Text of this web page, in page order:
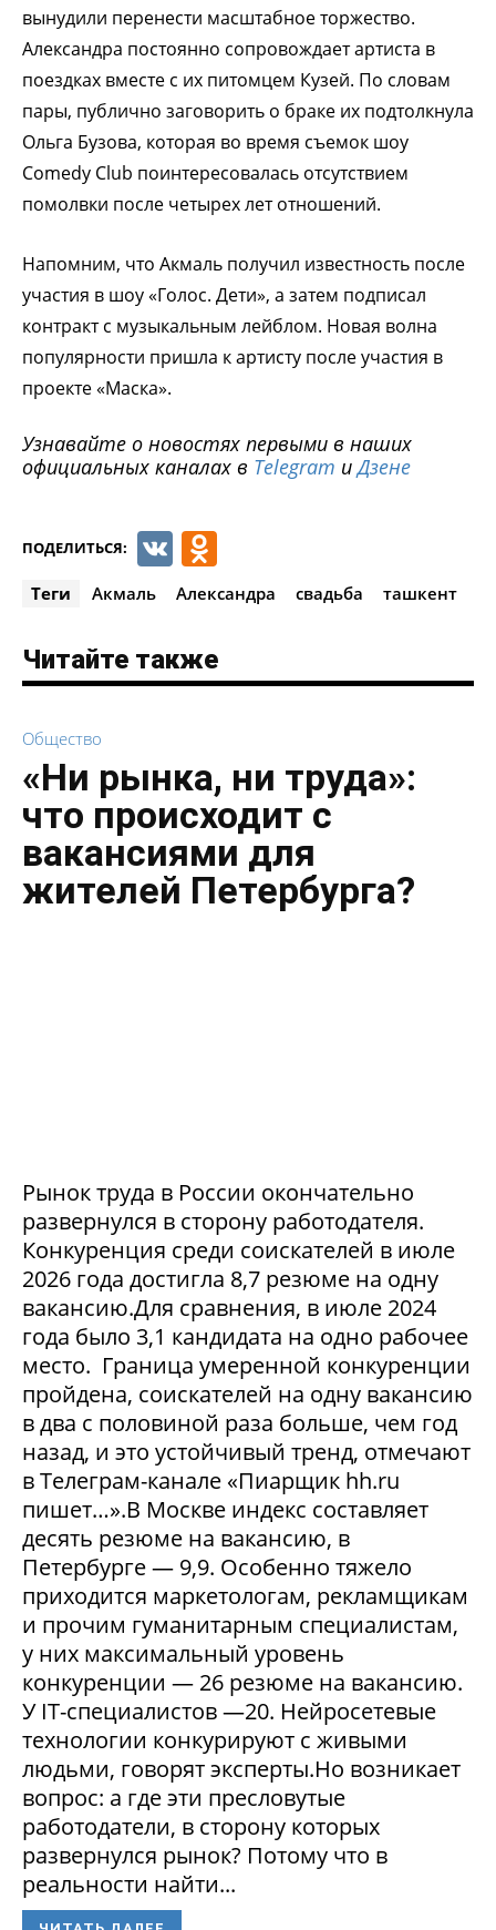
вынудили перенести масштабное торжество.
Александра постоянно сопровождает артиста в
поездках вместе с их питомцем Кузей. По словам
пары, публично заговорить о браке их подтолкнула
Ольга Бузова, которая во время съемок шоу
Comedy Club поинтересовалась отсутствием
помолвки после четырех лет отношений.
Напомним, что Акмаль получил известность после
участия в шоу «Голос. Дети», а затем подписал
контракт с музыкальным лейблом. Новая волна
популярности пришла к артисту после участия в
проекте «Маска».
Узнавайте о новостях первыми в наших
официальных каналах в Telegram иДзене
ПОДЕЛИТЬСЯ: VK
Теги Акмаль Александра свадьба ташкент
Читайте также
Общество
«Ни рынка, ни труда»:
что происходит с
вакансиями для
жителей Петербурга?
Рынок труда в России окончательно
развернулся в сторону работодателя.
Конкуренция среди соискателей в июле
2026 года достигла 8,7 резюме на одну
вакансию.Для сравнения, в июле 2024
года было 3,1 кандидата на одно рабочее
место. Граница умеренной конкуренции
пройдена, соискателей на одну вакансию
в два с половиной раза больше, чем год
назад, и это устойчивый тренд, отмечают
в Телеграм-канале «Пиарщик hh.ru
пишет…».В Москве индекс составляет
десять резюме на вакансию, в
Петербурге — 9,9. Особенно тяжело
приходится маркетологам, рекламщикам
и прочим гуманитарным специалистам,
у них максимальный уровень
конкуренции — 26 резюме на вакансию.
У IT-специалистов —20. Нейросетевые
технологии конкурируют с живыми
людьми, говорят эксперты.Но возникает
вопрос: а где эти пресловутые
работодатели, в сторону которых
развернулся рынок? Потому что в
реальности найти...